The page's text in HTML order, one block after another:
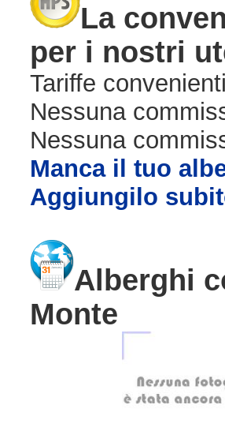
La
per i nostri
Tariffe
Nessuna
Nessuna
Manca il tuo
Aggiungilo
Alberghi
Monte